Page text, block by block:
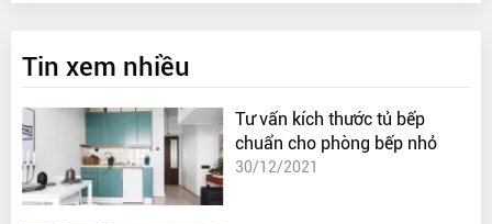
Tin xem nhiều
Tư vấn kích thước tủ bếp
chuẩn cho phòng bếp nhỏ
30/12/2021